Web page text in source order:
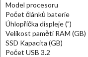
Model procesoru
Počet článků baterie
Úhlopříčka displeje (")
Velikost paměti RAM (GB)
SSD Kapacita (GB)
Počet USB 3.2